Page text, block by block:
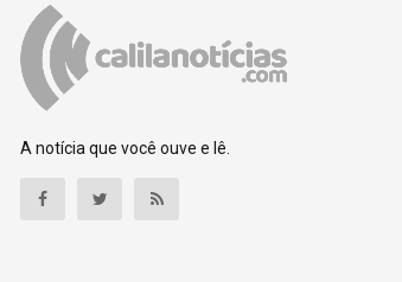
A notícia que você ouve e lê.